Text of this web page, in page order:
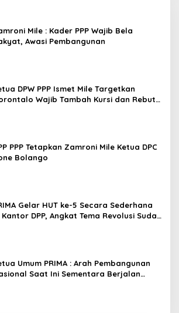
Mile : Kader PPP Wajib Bela
Awasi Pembangunan
DPW PPP Ismet Mile Targetkan
Wajib Tambah Kursi dan Rebut
PPP Tetapkan Zamroni Mile Ketua DPC
Bolango
Gelar HUT ke-5 Secara Sederhana
Kantor DPP, Angkat Tema Revolusi Sudah
Umum PRIMA : Arah Pembangunan
Saat Ini Sementara Berjalan